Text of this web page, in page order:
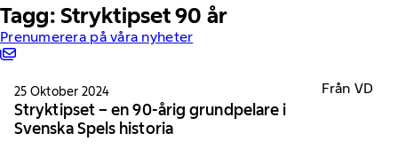
Tagg: Stryktipset 90 år
Prenumerera på våra nyheter
Från VD
25 Oktober 2024
Stryktipset – en 90-årig grundpelare i
Svenska Spels historia